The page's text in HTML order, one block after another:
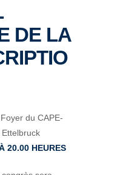
DE LA
du CAPE-
20.00 HEURES